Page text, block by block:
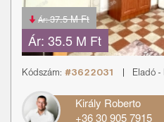
Ár:37.5 M Ft
Ár: 35.5 M Ft
Kódszám: #3622031 Eladó -
Király Roberto
+36 30 905 7915